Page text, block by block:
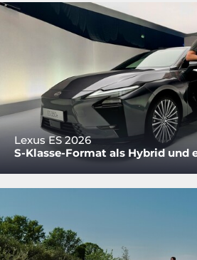
Lexus ES 2026
S-Klasse-Format als Hybrid und